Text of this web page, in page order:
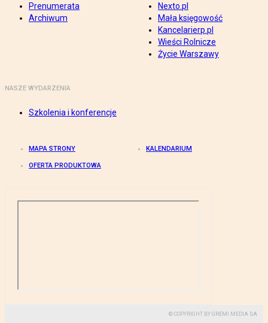
Prenumerata
Archiwum
Nexto.pl
Mała księgowość
Kancelarierp.pl
Wieści Rolnicze
Życie Warszawy
NASZE WYDARZENIA
Szkolenia i konferencje
MAPA STRONY KALENDARIUM
OFERTA PRODUKTOWA
© COPYRIGHT BY GREMI MEDIA SA